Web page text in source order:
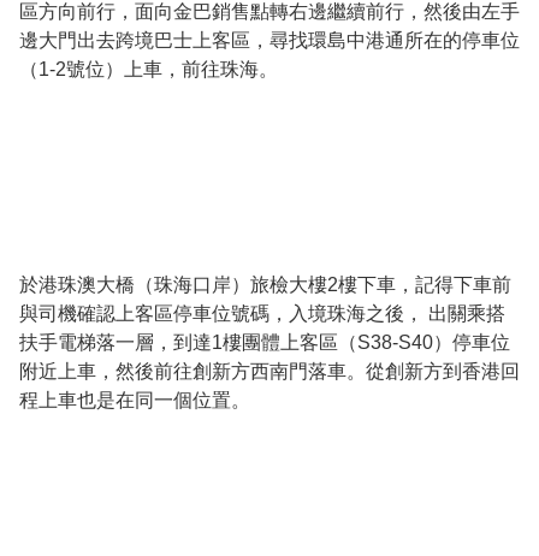
區方向前行，面向金巴銷售點轉右邊繼續前行，然後由左手
邊大門出去跨境巴士上客區，尋找環島中港通所在的停車位
（1-2號位）上車，前往珠海。
於港珠澳大橋（珠海口岸）旅檢大樓2樓下車，記得下車前
與司機確認上客區停車位號碼，入境珠海之後， 出關乘搭
扶手電梯落一層，到達1樓團體上客區（S38-S40）停車位
附近上車，然後前往創新方西南門落車。從創新方到香港回
程上車也是在同一個位置。